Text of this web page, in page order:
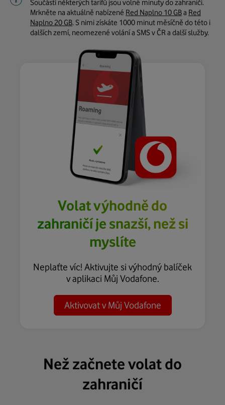
Součástí některých tarifů jsou volné minuty do zahraničí.
Mrkněte na aktuálně nabízené Red Naplno 10 GBa Red
Naplno 20 GB. S nimi získáte 1000 minut měsíčně do této i
dalších zemí, neomezené volání a SMS v ČR a další služby.
Volat výhodně do
zahraničí je snazší, než si
myslíte
Neplaťte víc! Aktivujte si výhodný balíček
v aplikaci Můj Vodafone.
Aktivovat v Můj Vodafone
Než začnete volat do
zahraničí